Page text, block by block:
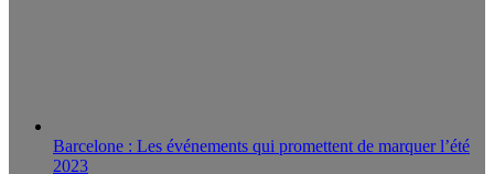
Barcelone : Les événements qui promettent de marquer l’été
2023